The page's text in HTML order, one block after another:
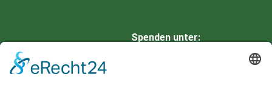
Spenden unter: